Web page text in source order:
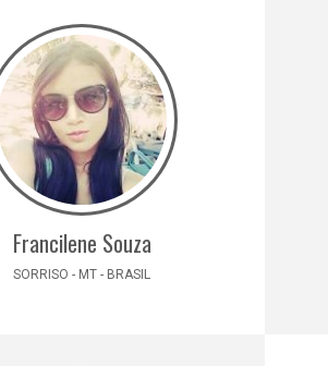
Francilene Souza
SORRISO - MT - BRASIL